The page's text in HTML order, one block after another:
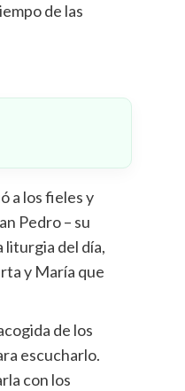
de las
a los fieles y
Pedro – su
liturgia del día,
y María que
de los
escucharlo.
con los